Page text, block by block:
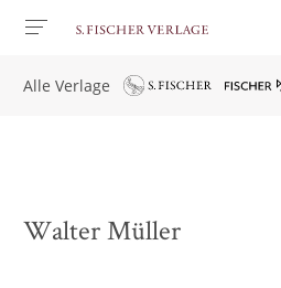
Alle Verlage
Walter Müller